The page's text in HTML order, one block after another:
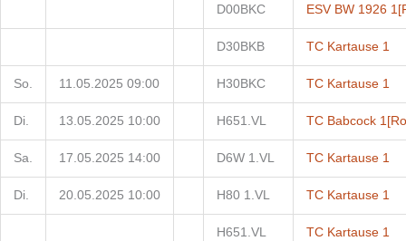
D00BKC ESV BW 1926 1
D30BKB TC Kartause 1
So. 11.05.2025 09:00 H30BKC TC Kartause 1
Di. 13.05.2025 10:00 H651.VL TC Babcock 1
Sa. 17.05.2025 14:00 D6W 1.VL TC Kartause 1
Di. 20.05.2025 10:00 H80 1.VL TC Kartause 1
H651.VL TC Kartause 1